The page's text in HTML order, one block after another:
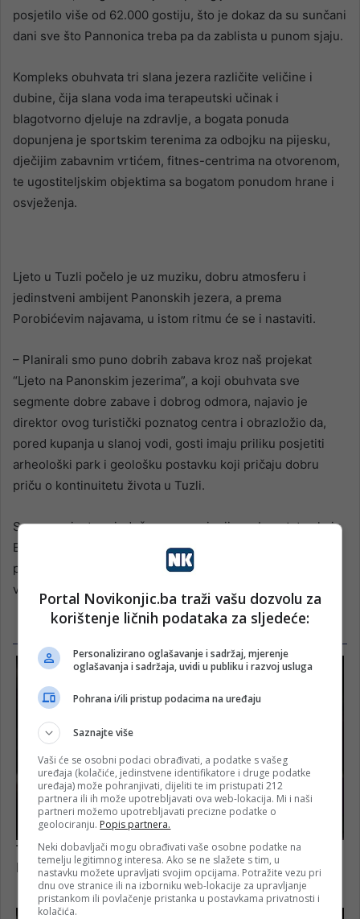
posjetilo više od 62.000 gostiju, što je dokaz da su sunčani
dani sve što Pannonica treba pa da zablista u punom sjaju.
Kompleks obuhvata tri slana jezera različite veličine i
dubine, čija slana voda ima terapeutski učinak i
blagotvorno djeluje na zdravlje, a bogata ponuda
dopunjena je sportskim terenima za odbojku na pijesku,
dječijim zabavnim vrtićem, fitnes-centrima na otvorenom,
te ugostiteljskim objektima sa bogatom ponudom hrane i
osvježenja.
Ljeto u Tuzli počelo je uz muziku, dobru atmosferu i
jedinstveni ambijent Panonskih jezera, a prema
Porobićevim najavama, u istom ritmu će se i nastaviti.
– Planirali smo puno dobrih zabava kroz naš projekat
“Ljeto na Panonskim jezerima”, a koji obuhvata sve
segmente dobre zabave i dobrog odmora, najavio je
direktor ovog turistički poznatog centra i obrazložio da,
pored kupanja u slanoj vodi, gosti imaju priliku posjetiti
arheološki park i geološku postavku koji pričaju dobru
priču o kontinuitetu života u Tuzli.
Sva ova mjesta svjedoče o neprocjenjivom bogatstvu koje
Bosnu i Hercegovinu krasi, pružajući svakom posjetiocu
priliku da pronađe odmor kakav mu treba, ali i da upozna
vrijednosti i ljepote tradicije koju naša zemlja njeguje.
Portal Novikonjic.ba traži vašu dozvolu za
korištenje ličnih podataka za sljedeće:
Personalizirano oglašavanje i sadržaj, mjerenje
oglašavanja i sadržaja, uvidi u publiku i razvoj usluga
Pohrana i/ili pristup podacima na uređaju
Saznajte više
Vaši će se osobni podaci obrađivati, a podatke s vašeg
uređaja (kolačiće, jedinstvene identifikatore i druge podatke
uređaja) može pohranjivati, dijeliti te im pristupati 212
partnera ili ih može upotrebljavati ova web-lokacija. Mi i naši
partneri možemo upotrebljavati precizne podatke o
geolociranju. Popis partnera.
Neki dobavljači mogu obrađivati vaše osobne podatke na
temelju legitimnog interesa. Ako se ne slažete s tim, u
nastavku možete upravljati svojim opcijama. Potražite vezu pri
dnu ove stranice ili na izborniku web-lokacije za upravljanje
pristankom ili povlačenje pristanka u postavkama privatnosti i
kolačića.